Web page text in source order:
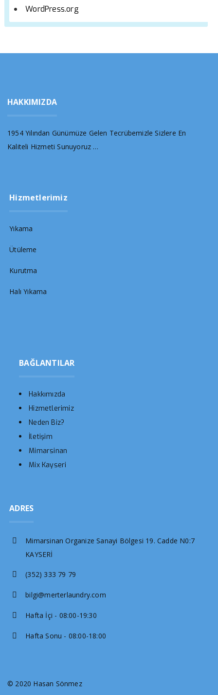
WordPress.org
HAKKIMIZDA
1954 Yılından Günümüze Gelen Tecrübemizle Sizlere En
Kaliteli Hizmeti Sunuyoruz …
Hizmetlerimiz
Yıkama
Ütüleme
Kurutma
Halı Yıkama
BAĞLANTILAR
Hakkımızda
Hizmetlerimiz
Neden Biz?
İletişim
Mimarsinan
Mix Kayseri
ADRES
Mimarsinan Organize Sanayi Bölgesi 19. Cadde N0:7
KAYSERİ
(352) 333 79 79
bilgi@merterlaundry.com
Hafta İçi - 08:00-19:30
Hafta Sonu - 08:00-18:00
© 2020 Hasan Sönmez